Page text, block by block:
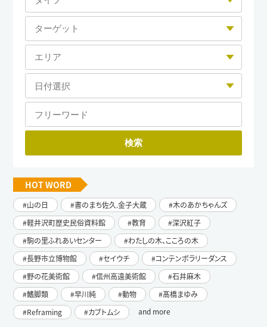
HOT WORD
山の日 書のまち佐久.金子大蔵
木のあかちゃんズ
軽井沢町歴史民俗資料館
教育
深沢紅子
駒の里ふれあいセンター
わたしの木、こころの木
長野市立博物館
セイウチ
コンテンポラリーダンス
野の花美術館
信州高遠美術館
石井麻木
鰭脚類
早川純 動物
髙橋まゆみ
Reframing
カブトムシ and more